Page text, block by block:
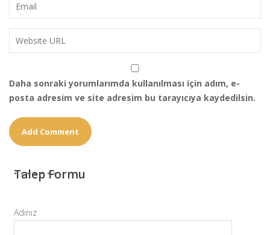
Daha sonraki yorumlarımda kullanılması için adım, e-
posta adresim ve site adresim bu tarayıcıya kaydedilsin.
Talep Formu
Adınız